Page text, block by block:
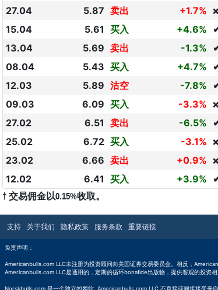
27.04
5.87 卖出 +1.7% ❌
15.04
5.61 买入 +4.6%
13.04
5.69 卖出 -1.3%
08.04
5.43 买入 +4.7%
12.03
5.89 沽空 -7.8%
09.03
6.09 买入 -3.3% ❌
27.02
6.51 卖出 -6.5%
25.02
6.72 买入 -3.1% ❌
23.02
6.66 卖出 +0.9% ❌
12.02
6.41 买入 +3.9%
† 交易佣金以0.15%收取。
支持 关于我们 隐私政策 服务条款 重要链接
免责声明：
Americanbulls.com LLC未注册为投资顾问向美国证券交易委员会。相反，
Americanbulls.com LLC是通用的，定期的循环bonafide出版物，提供客观的投资相
Norskbulls.com 是一个独立的网站. Americanbulls.com LLC 不直接或间接接受来